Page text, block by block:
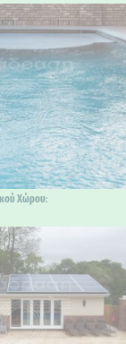
Χώρου: